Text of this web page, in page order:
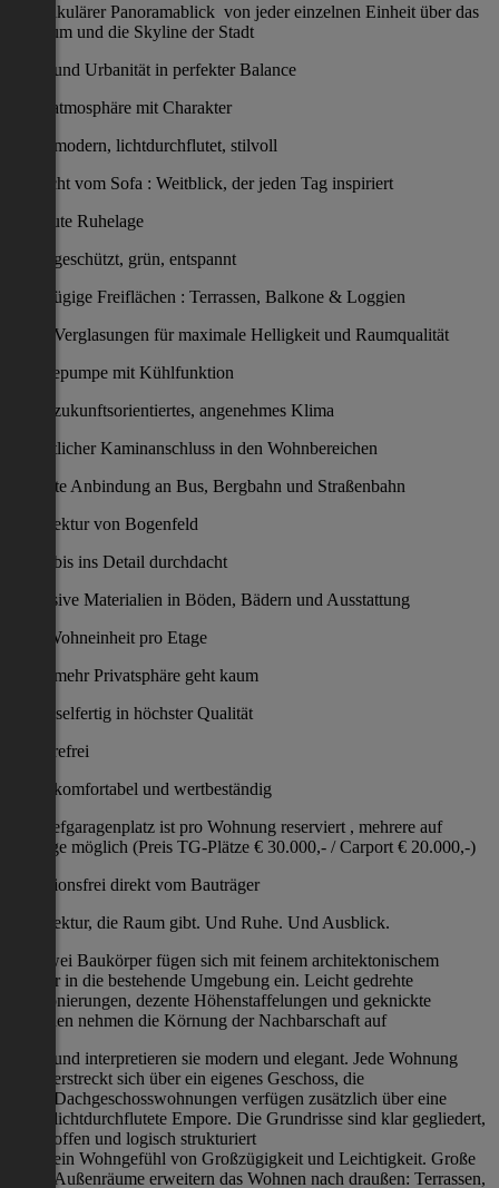
Spektakulärer Panoramablick von jeder einzelnen Einheit über das
Petrinum und die Skyline der Stadt
Natur und Urbanität in perfekter Balance
Wohnatmosphäre mit Charakter
modern, lichtdurchflutet, stilvoll
Aussicht vom Sofa : Weitblick, der jeden Tag inspiriert
Absolute Ruhelage
geschützt, grün, entspannt
Großzügige Freiflächen : Terrassen, Balkone & Loggien
Weite Verglasungen für maximale Helligkeit und Raumqualität
Wärmepumpe mit Kühlfunktion
zukunftsorientiertes, angenehmes Klima
Gemütlicher Kaminanschluss in den Wohnbereichen
Perfekte Anbindung an Bus, Bergbahn und Straßenbahn
Architektur von Bogenfeld
bis ins Detail durchdacht
Exklusive Materialien in Böden, Bädern und Ausstattung
Eine Wohneinheit pro Etage
mehr Privatsphäre geht kaum
Schlüsselfertig in höchster Qualität
Barrierefrei
komfortabel und wertbeständig
Ein Tiefgaragenplatz ist pro Wohnung reserviert , mehrere auf
Anfrage möglich (Preis TG-Plätze € 30.000,- / Carport € 20.000,-)
Provisionsfrei direkt vom Bauträger
Architektur, die Raum gibt. Und Ruhe. Und Ausblick.
Die zwei Baukörper fügen sich mit feinem architektonischem
Gespür in die bestehende Umgebung ein. Leicht gedrehte
Positionierungen, dezente Höhenstaffelungen und geknickte
Fassaden nehmen die Körnung der Nachbarschaft auf
und interpretieren sie modern und elegant. Jede Wohnung
erstreckt sich über ein eigenes Geschoss, die
Dachgeschosswohnungen verfügen zusätzlich über eine
lichtdurchflutete Empore. Die Grundrisse sind klar gegliedert,
offen und logisch strukturiert
ein Wohngefühl von Großzügigkeit und Leichtigkeit. Große
Außenräume erweitern das Wohnen nach draußen: Terrassen,